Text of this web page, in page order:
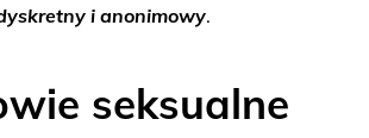
i anonimowy.
seksualne